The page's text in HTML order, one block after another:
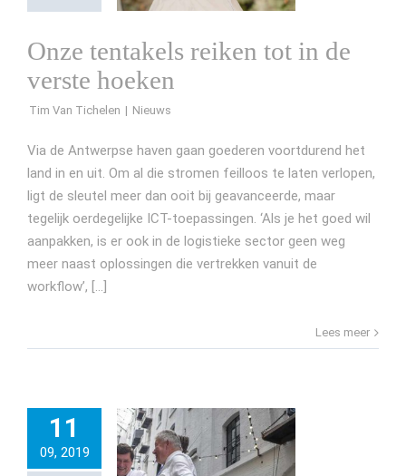
Onze tentakels reiken tot in de
verste hoeken
Tim Van Tichelen
Via de Antwerpse haven gaan goederen voortdurend het
land in en uit. Om al die stromen feilloos te laten verlopen,
ligt de sleutel meer dan ooit bij geavanceerde, maar
tegelijk oerdegelijke ICT-toepassingen. ‘Als je het goed wil
aanpakken, is er ook in de logistieke sector geen weg
meer naast oplossingen die vertrekken vanuit de
workflow’, [...]
Lees meer
11
09, 2019